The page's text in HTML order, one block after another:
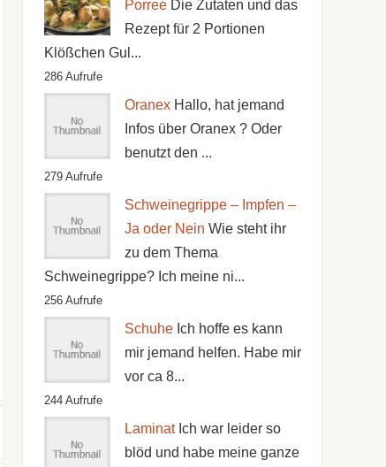
Porree Die Zutaten und das
Rezept für 2 Portionen
Klößchen Gul...
286 Aufrufe
Oranex Hallo, hat jemand
Infos über Oranex ? Oder
benutzt den ...
279 Aufrufe
Schweinegrippe – Impfen –
Ja oder Nein Wie steht ihr
zu dem Thema
Schweinegrippe? Ich meine ni...
256 Aufrufe
Schuhe Ich hoffe es kann
mir jemand helfen. Habe mir
vor ca 8...
244 Aufrufe
Laminat Ich war leider so
blöd und habe meine ganze